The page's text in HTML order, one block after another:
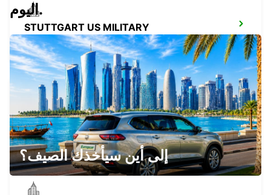
STUTTGART US MILITARY
STUTTGART - GERMANY
NUERTINGEN
NUERTINGEN - GERMANY
اليوم.
إلى أين سيأخذك الصيف؟